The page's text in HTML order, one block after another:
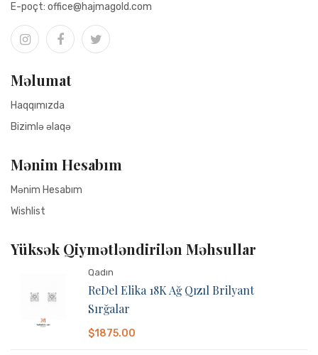
ReDel Dream Choker
Power. Elegance. Seduction.
Е-poçt: office@hajmagold.com
Məlumat
Haqqımızda
Bizimlə əlaqə
Mənim Hesabım
Mənim Hesabım
Wishlist
Yüksək Qiymətləndirilən Məhsullar
Qadın
ReDel Elika 18K Ağ Qızıl Brilyant
Sırğalar
$1875.00